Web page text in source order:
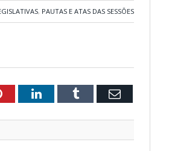
, PAUTAS E ATAS DAS SESSÕES
PinterestLinkedInTumblr Email